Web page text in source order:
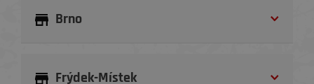
Brno
Frýdek-Místek